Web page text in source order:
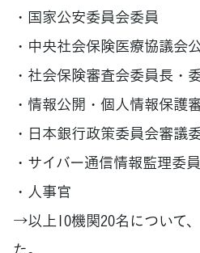
・国家公安委員会委員
・中央社会保険医療協議会
・社会保険審査会委員長・
・情報公開・個人情報保護
・日本銀行政策委員会審議
・サイバー通信情報監理委
・人事官
→以上10機関20名について